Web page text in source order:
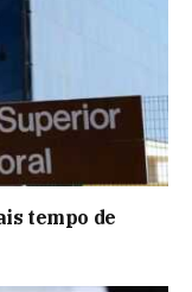
tempo de